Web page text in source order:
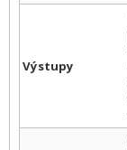
Výstupy